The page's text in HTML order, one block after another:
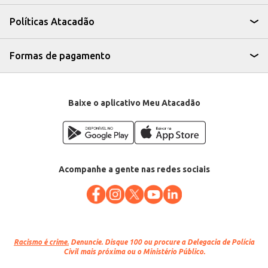
serviços de alimentação.
A Carne Bovina Maminha Maturatta Congelada oferece um produto
consistente e de bom rendimento, contribuindo para a satisfação dos seus
Marca: Maturatta
Departamento: Carnes, aves e peixes
Categoria: Carne bovina
Políticas Atacadão
Formas de pagamento
Baixe o aplicativo Meu Atacadão
Acompanhe a gente nas redes sociais
Racismo é crime. Denuncie. Disque 100 ou procure a Delegacia de Polícia
Civil mais próxima ou o Ministério Público.